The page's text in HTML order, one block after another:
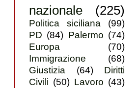
nazionale
(225)
Politica siciliana
(99)
PD (84) Palermo (74)
Europa
(70)
Immigrazione
(68)
Giustizia
(64)
Diritti
Civili (50) Lavoro (43)